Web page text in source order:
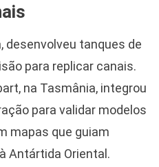
desenvolveu tanques de
para replicar canais.
na Tasmânia, integrou
para validar modelos
mapas que guiam
Antártida Oriental.